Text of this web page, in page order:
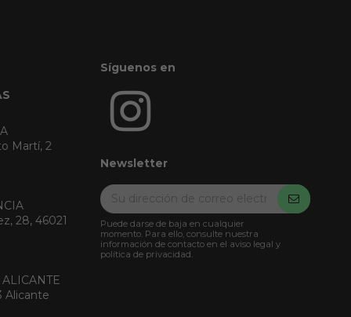
Martí, 2
28, 46021
Alicante
Síguenos en
Newsletter
Puede darse de baja en cualquier
momento. Para ello, consulte nuestra
información de contacto en el aviso legal y
política de privacidad.